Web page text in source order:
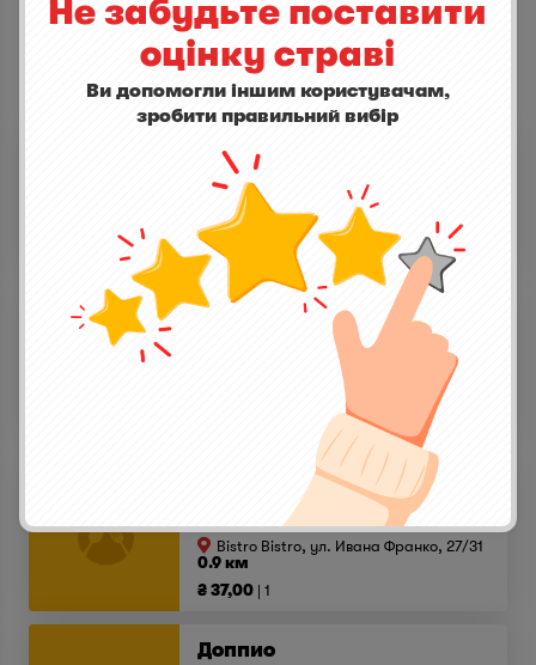
ІНШІ СТРАВИ
Капучино
0,0
Bistro Bistro, ул. Ивана Франко, 27/31
0.9 км
₴ 27,00
Чай из натуральных ягод
(0)
Bistro Bistro, ул. Ивана Франко, 27/31
Bistro Bistro, ул. Ивана Франко, 27/31
0.9 км
₴ 37,00
1
Доппио
Не забудьте поставити
оцінку страві
Ви допомогли іншим користувачам,
зробити правильний вибір